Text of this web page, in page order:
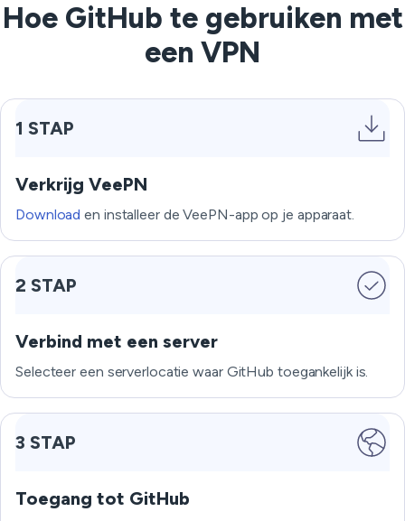
Hoe GitHub te gebruiken met
een VPN
1 STAP
Verkrijg VeePN
Download en installeer de VeePN-app op je apparaat.
2 STAP
Verbind met een server
Selecteer een serverlocatie waar GitHub toegankelijk is.
3 STAP
Toegang tot GitHub